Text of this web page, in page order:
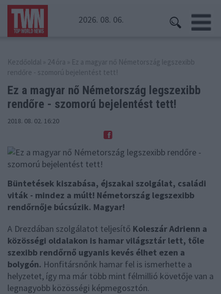
2026. 08. 06.
Kezdőoldal » 24 óra » Ez a magyar nő Németország legszexibb
rendőre - szomorú bejelentést tett!
Ez a magyar nő Németország legszexibb
rendőre - szomorú bejelentést tett!
2018. 08. 02. 16:20
Büntetések kiszabása, éjszakai szolgálat, családi
viták - mindez a múlt! Németország legszexibb
rendőrnője búcsúzik. Magyar!
A Drezdában szolgálatot teljesítő Koleszár Adrienn a
közösségi oldalakon is hamar világsztár lett, tőle
szexibb rendőrnő ugyanis kevés élhet ezen a
bolygón. Honfitársnőnk hamar fel is ismerhette a
helyzetet, így ma már több mint félmillió követője van a
legnagyobb közösségi képmegosztón.